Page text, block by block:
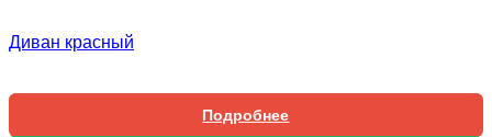
Диван красный
Подробнее